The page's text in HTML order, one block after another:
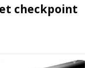
checkpoint